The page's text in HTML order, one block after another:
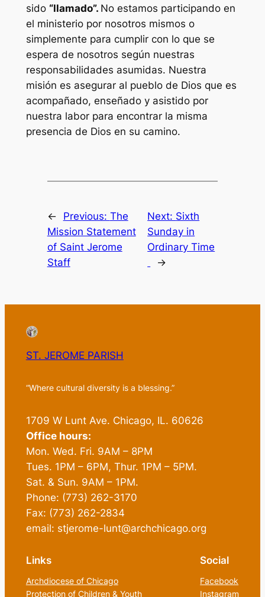
sido “llamado”. No estamos participando en
el ministerio por nosotros mismos o
simplemente para cumplir con lo que se
espera de nosotros según nuestras
responsabilidades asumidas. Nuestra
misión es asegurar al pueblo de Dios que es
acompañado, enseñado y asistido por
nuestra labor para encontrar la misma
presencia de Dios en su camino.
← Previous: The
Mission Statement
of Saint Jerome
Staff
Next: Sixth
Sunday in
Ordinary Time
→
ST. JEROME PARISH
“Where cultural diversity is a blessing.”
1709 W Lunt Ave. Chicago, IL. 60626
Office hours:
Mon. Wed. Fri. 9AM – 8PM
Tues. 1PM – 6PM, Thur. 1PM – 5PM.
Sat. & Sun. 9AM – 1PM.
Phone: (773) 262-3170
Fax: (773) 262-2834
email: stjerome-lunt@archchicago.org
Links
Archdiocese of Chicago
Protection of Children & Youth
Social
Facebook
Instagram